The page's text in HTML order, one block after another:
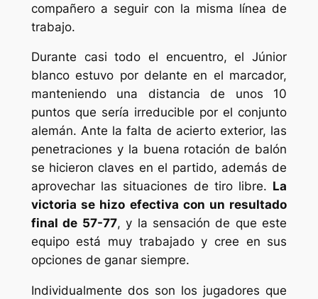
compañero a seguir con la misma línea de
trabajo.
Durante casi todo el encuentro, el Júnior
blanco estuvo por delante en el marcador,
manteniendo una distancia de unos 10
puntos que sería irreducible por el conjunto
alemán. Ante la falta de acierto exterior, las
penetraciones y la buena rotación de balón
se hicieron claves en el partido, además de
aprovechar las situaciones de tiro libre. La
victoria se hizo efectiva con un resultado
final de 57-77, y la sensación de que este
equipo está muy trabajado y cree en sus
opciones de ganar siempre.
Individualmente dos son los jugadores que